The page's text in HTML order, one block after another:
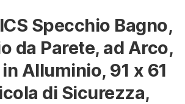
Specchio Bagno,
da Parete, ad Arco,
Alluminio, 91 x 61
di Sicurezza,